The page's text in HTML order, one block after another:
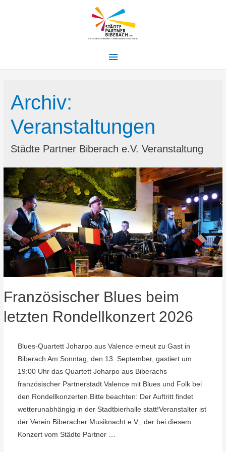
Hauptmenü
Archiv:
Veranstaltungen
Städte Partner Biberach e.V. Veranstaltung
Französischer Blues beim
letzten Rondellkonzert 2026
Blues-Quartett Joharpo aus Valence erneut zu Gast in
Biberach Am Sonntag, den 13. September, gastiert um
19:00 Uhr das Quartett Joharpo aus Biberachs
französischer Partnerstadt Valence mit Blues und Folk bei
den Rondellkonzerten.Bitte beachten: Der Auftritt findet
wetterunabhängig in der Stadtbierhalle statt!Veranstalter ist
der Verein Biberacher Musiknacht e.V., der bei diesem
Konzert vom Städte Partner …